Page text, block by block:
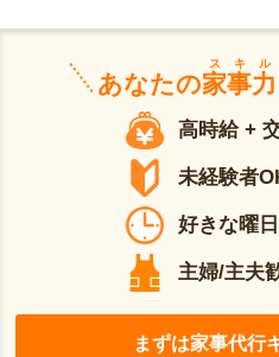
あなたの家事力
スキル
高時給 +
未経験者
好きな曜
主婦/主夫
まずは家事代行